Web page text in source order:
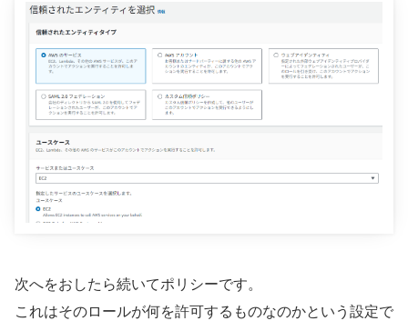
次へをおしたら続いてポリシーです。
これはそのロールが何を許可するものなのかという設定で